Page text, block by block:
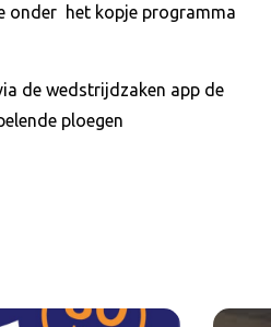
onder het kopje programma
de wedstrijdzaken app de
ploegen